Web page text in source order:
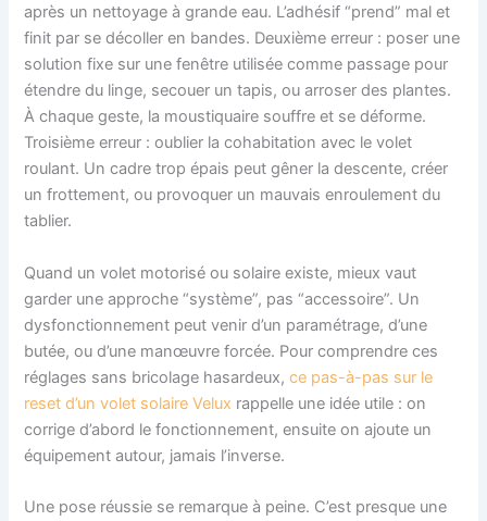
après un nettoyage à grande eau. L’adhésif “prend” mal et
finit par se décoller en bandes. Deuxième erreur : poser une
solution fixe sur une fenêtre utilisée comme passage pour
étendre du linge, secouer un tapis, ou arroser des plantes.
À chaque geste, la moustiquaire souffre et se déforme.
Troisième erreur : oublier la cohabitation avec le volet
roulant. Un cadre trop épais peut gêner la descente, créer
un frottement, ou provoquer un mauvais enroulement du
tablier.
Quand un volet motorisé ou solaire existe, mieux vaut
garder une approche “système”, pas “accessoire”. Un
dysfonctionnement peut venir d’un paramétrage, d’une
butée, ou d’une manœuvre forcée. Pour comprendre ces
réglages sans bricolage hasardeux,ce pas-à-pas sur le
reset d’un volet solaire Velux rappelle une idée utile : on
corrige d’abord le fonctionnement, ensuite on ajoute un
équipement autour, jamais l’inverse.
Une pose réussie se remarque à peine. C’est presque une